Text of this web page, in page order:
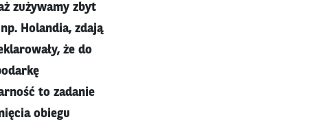
zużywamy zbyt
Holandia, zdają
że do
to zadanie
obiegu